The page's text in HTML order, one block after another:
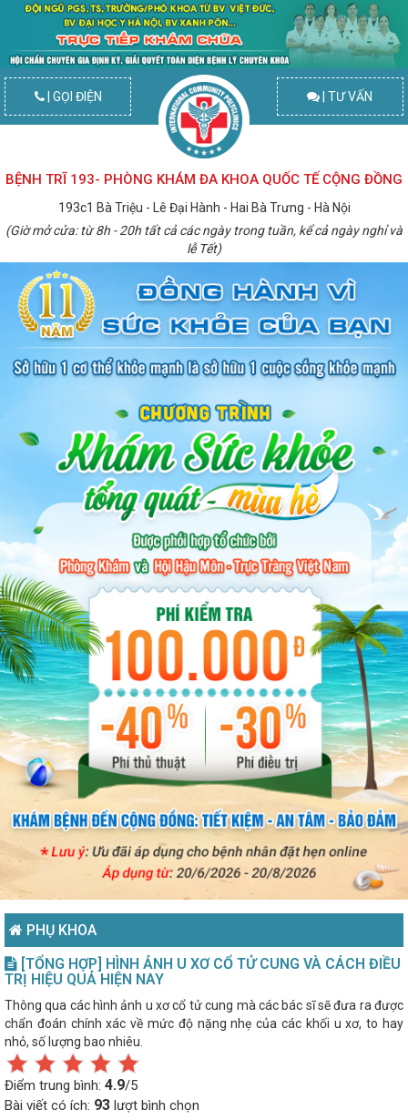
| GỌI ĐIỆN | TƯ VẤN
BỆNH TRĨ 193- PHÒNG KHÁM ĐA KHOA QUỐC TẾ CỘNG ĐỒNG
193c1 Bà Triệu - Lê Đại Hành - Hai Bà Trưng - Hà Nội
(Giờ mở cửa: từ 8h - 20h tất cả các ngày trong tuần, kể cả ngày nghỉ và
lễ Tết)
PHỤ KHOA
[TỔNG HỢP] HÌNH ẢNH U XƠ CỔ TỬ CUNG VÀ CÁCH ĐIỀU
TRỊ HIỆU QUẢ HIỆN NAY
Thông qua các hình ảnh u xơ cổ tử cung mà các bác sĩ sẽ đưa ra được
chẩn đoán chính xác về mức độ nặng nhẹ của các khối u xơ, to hay
nhỏ, số lượng bao nhiêu.
Điểm trung bình: 4.9/5
Bài viết có ích: 93 lượt bình chọn